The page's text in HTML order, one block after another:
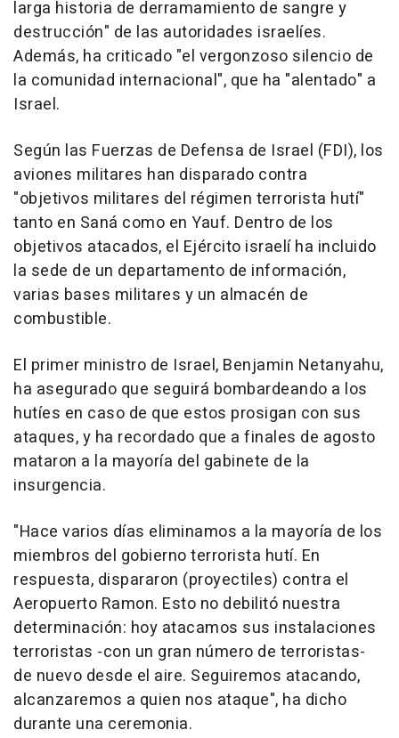
larga historia de derramamiento de sangre y
destrucción" de las autoridades israelíes.
Además, ha criticado "el vergonzoso silencio de
la comunidad internacional", que ha "alentado" a
Israel.
Según las Fuerzas de Defensa de Israel (FDI), los
aviones militares han disparado contra
"objetivos militares del régimen terrorista hutí"
tanto en Saná como en Yauf. Dentro de los
objetivos atacados, el Ejército israelí ha incluido
la sede de un departamento de información,
varias bases militares y un almacén de
combustible.
El primer ministro de Israel, Benjamin Netanyahu,
ha asegurado que seguirá bombardeando a los
hutíes en caso de que estos prosigan con sus
ataques, y ha recordado que a finales de agosto
mataron a la mayoría del gabinete de la
insurgencia.
"Hace varios días eliminamos a la mayoría de los
miembros del gobierno terrorista hutí. En
respuesta, dispararon (proyectiles) contra el
Aeropuerto Ramon. Esto no debilitó nuestra
determinación: hoy atacamos sus instalaciones
terroristas -con un gran número de terroristas-
de nuevo desde el aire. Seguiremos atacando,
alcanzaremos a quien nos ataque", ha dicho
durante una ceremonia.